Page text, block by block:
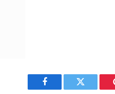
Facebook Twitter